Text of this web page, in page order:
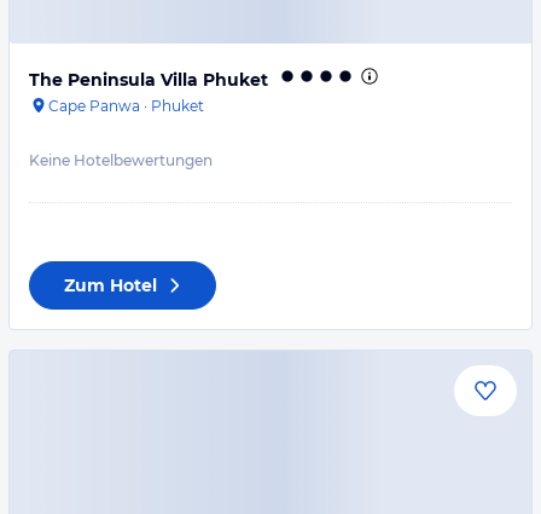
The Peninsula Villa Phuket
Cape Panwa · Phuket
Keine Hotelbewertungen
Zum Hotel